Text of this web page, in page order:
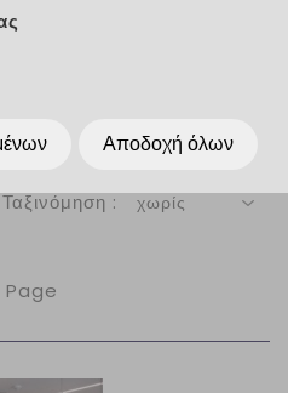
Ταξινόμηση : χωρίς
Page
Αποδοχή όλων